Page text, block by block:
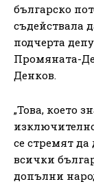
българско
съдействала
подчерта
Промяната-
Денков.
„Това, което
се стремят
всички
допълни